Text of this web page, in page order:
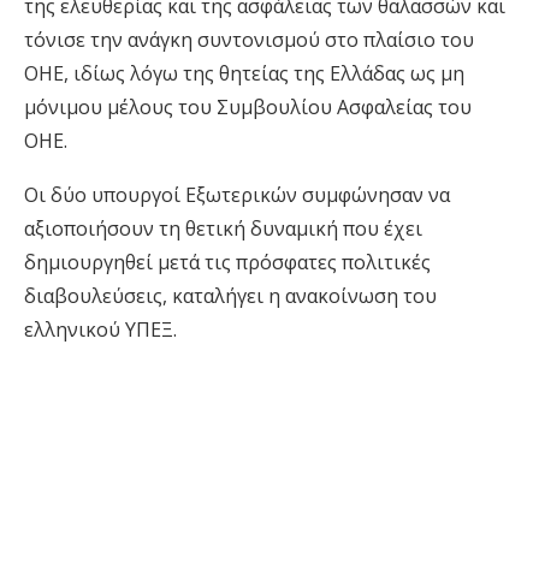
της ελευθερίας και της ασφάλειας των θαλασσών και
τόνισε την ανάγκη συντονισμού στο πλαίσιο του
ΟΗΕ, ιδίως λόγω της θητείας της Ελλάδας ως μη
μόνιμου μέλους του Συμβουλίου Ασφαλείας του
ΟΗΕ.
Οι δύο υπουργοί Εξωτερικών συμφώνησαν να
αξιοποιήσουν τη θετική δυναμική που έχει
δημιουργηθεί μετά τις πρόσφατες πολιτικές
διαβουλεύσεις, καταλήγει η ανακοίνωση του
ελληνικού ΥΠΕΞ.